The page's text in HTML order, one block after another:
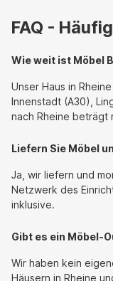
FAQ -
Wie weit ist Möbel
Unser Haus in
Innenstadt (A30),
nach Rheine beträgt
Liefern Sie Möbel
Ja, wir liefern und
Netzwerk des
inklusive.
Gibt es ein Möbel-
Wir haben kein
Häusern in Rheine